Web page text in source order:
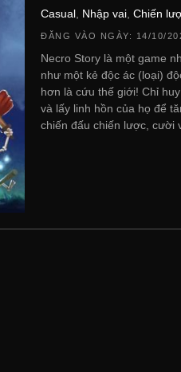
Casual Nhập vai Chiến
ĐĂNG VÀO NGÀY: 14/10/
Necro Story là một game
như một kẻ độc ác (loại)
hơn là cứu thế giới! Chỉ
và lấy linh hồn của họ để
chiến đấu chiến lược, cười